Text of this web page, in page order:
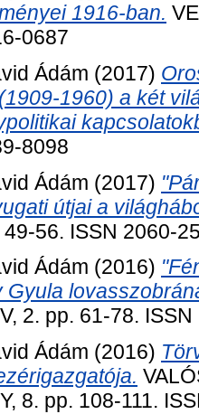
1916-ban.
0687
Ádám (2017)
1960) a két
8098
Ádám (2017)
útjai a
56. ISSN 2060-
Ádám (2016)
Gyula
2. pp. 61-78.
Ádám (2016)
8. pp. 108-111.